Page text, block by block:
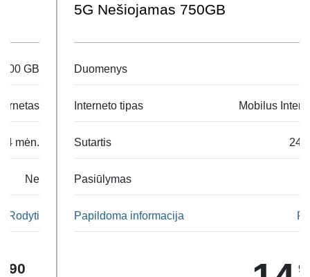
5G Nešiojamas 750GB
Duomenys
Interneto tipas Mobilus Internetas
Sutartis
Pasiūlymas
Papildoma informacija
94